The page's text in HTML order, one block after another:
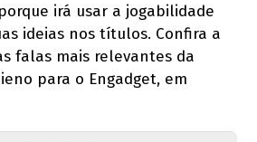
irá usar a jogabilidade
ideias nos títulos. Confira a
falas mais relevantes da
para o Engadget, em